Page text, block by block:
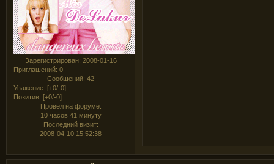
Зарегистрирован: 2008-01-16
Приглашений: 0
Сообщений: 42
Уважение: [+0/-0]
Позитив: [+0/-0]
Провел на форуме:
10 часов 41 минуту
Последний визит:
2008-04-10 15:52:38